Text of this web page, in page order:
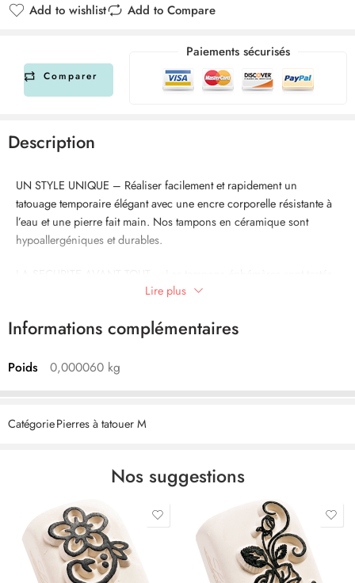
Add to wishlist Add to Compare
Comparer
Paiements sécurisés
Description
UN STYLE UNIQUE – Réaliser facilement et rapidement un
tatouage temporaire élégant avec une encre corporelle résistante à
l’eau et une pierre fait main. Nos tampons en céramique sont
hypoallergéniques et durables.
et certifiés selon les exigences légales européennes et sont
comestics sont à base d’encre imperméable et facile à enlever avec
CERTIFIÉ – les produits cosmétiques LaDot sont végétaliens,
exempts de tests sur les animaux, de nanoparticules et produits
et à utiliser les meilleurs ingrédients et produits exclusivement
fabriqués aux Pays-Bas.
ÉLÉGANT – les tampons de tatouage temporaire en céramique
peuvent être utilisés sur le corps et le bras. Les dessins de tatouage
discrets de 1,5 x 1,5 cm ont l’air vrai et sont très tendance.
Lire plus
Informations complémentaires
Poids 0,000060 kg
CatégoriePierres à tatouer M
Nos suggestions